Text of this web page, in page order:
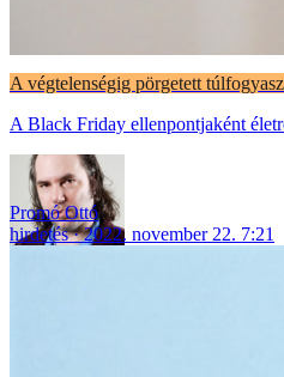
A végtelenségig pörgetett
A Black Friday ellenpontjaként
Promó Ottó
hirdetés
2022. november 22. 7:21